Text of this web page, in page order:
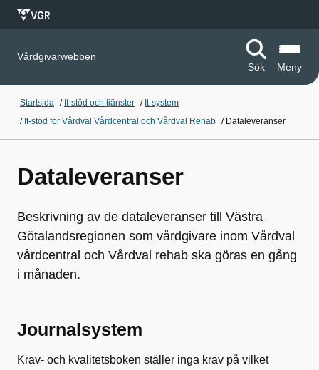
Vårdgivarwebben
Sök
Meny
Startsida / It-stöd och tjänster / It-system
/ It-stöd för Vårdval Vårdcentral och Vårdval Rehab / Dataleveranser
Dataleveranser
Beskrivning av de dataleveranser till Västra
Götalandsregionen som vårdgivare inom Vårdval
vårdcentral och Vårdval rehab ska göras en gång
i månaden.
Journalsystem
Krav- och kvalitetsboken ställer inga krav på vilket